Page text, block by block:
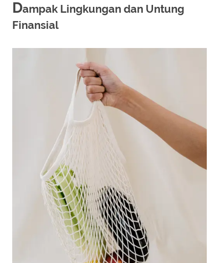
Dampak Lingkungan dan Untung
Finansial